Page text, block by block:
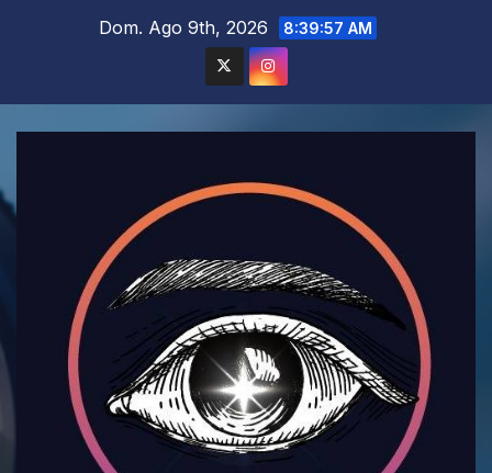
Dom. Ago 9th, 2026 8:39:58 AM